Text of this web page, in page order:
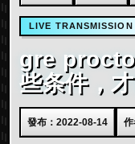
LIVE TRANSMISSION
gre
些条件，
發布：2022-08-14